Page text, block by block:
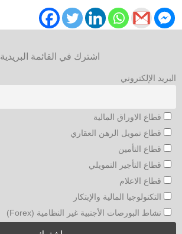
اشترك في القائمة البريدية
البريد الإلكتروني
قطاع الاوراق المالية
قطاع تمويل الرهن العقاري
قطاع التأمين
قطاع التأجير التمويلي
قطاع الاعلام
التكنولوجيا المالية والإبتكار
نشاط البورصات الأجنبية غير النظامية (Forex)